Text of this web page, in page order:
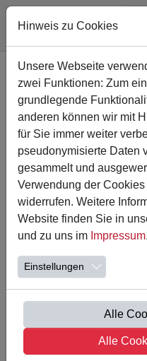
16.04.2026
Wir freuen uns sehr, Sie
Schulfest einzuladen!
📅 Datum: 30.05.2026 | 🕒
Weiterlesen
Hinweis zu Cookies
Unsere Webseite
zwei Funktionen: Zum
grundlegende
anderen können wir mit
für Sie immer weiter
pseudonymisierte Daten
gesammelt und
Verwendung der
widerrufen. Weitere
Website finden Sie in
und zu uns im Impressum.
Einstellungen
Alle
Alle